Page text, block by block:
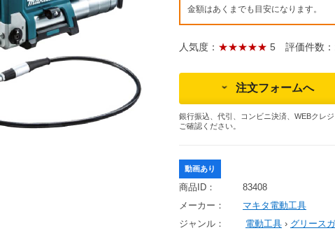
金額はあくまでも目安になります。
人気度： ★★★★★ 5 評価件数：
注文フォームへ
銀行振込、代引、コンビニ決済、WEBクレ
ご確認ください。
動画あり
商品ID：
83408
メーカー：
マキタ電動工具
ジャンル：
電動工具 › グリース